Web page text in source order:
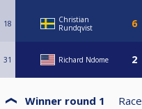
18
Christian
Rundqvist
31 Richard Ndome
Winner round 1